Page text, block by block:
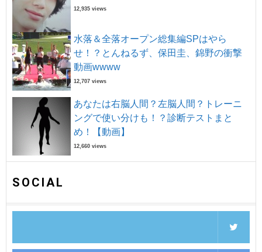
12,935 views
水落＆全落オープン総集編SPはやら
せ！？とんねるず、保田圭、錦野の衝撃
動画wwww
12,707 views
あなたは右脳人間？左脳人間？トレーニ
ングで使い分けも！？診断テストまと
め！【動画】
12,660 views
SOCIAL